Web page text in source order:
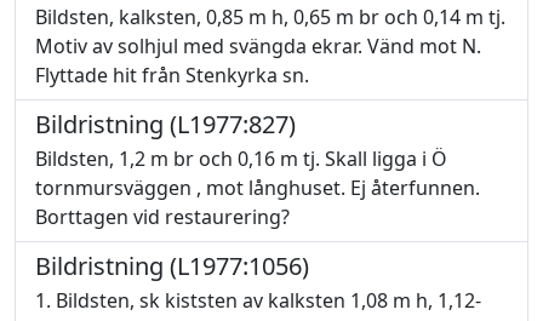
Bildsten, kalksten, 0,85 m h, 0,65 m br och 0,14 m tj.
Motiv av solhjul med svängda ekrar. Vänd mot N.
Flyttade hit från Stenkyrka sn.
Bildristning (L1977:827)
Bildsten, 1,2 m br och 0,16 m tj. Skall ligga i Ö
tornmursväggen , mot långhuset. Ej återfunnen.
Borttagen vid restaurering?
Bildristning (L1977:1056)
1. Bildsten, sk kiststen av kalksten 1,08 m h, 1,12-